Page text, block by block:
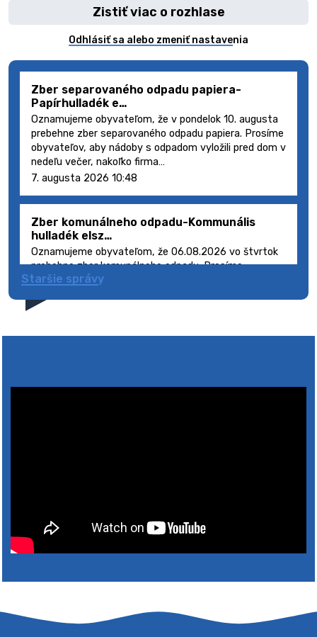
Zistiť viac o rozhlase
Odhlásiť sa alebo zmeniť nastavenia
Zber separovaného odpadu papiera-
Papírhulladék e…
Oznamujeme obyvateľom, že v pondelok 10. augusta
prebehne zber separovaného odpadu papiera. Prosíme
obyvateľov, aby nádoby s odpadom vyložili pred dom v
nedeľu večer, nakoľko firma…
7. augusta 2026 10:48
Zber komunálneho odpadu-Kommunális
hulladék elsz…
Oznamujeme obyvateľom, že 06.08.2026 vo štvrtok
prebehne zber komunálneho odpadu. Prosíme
obyvateľov, aby smetné nádoby s odpadom vyložili
5. augusta 2026 08:41
Staršie správy